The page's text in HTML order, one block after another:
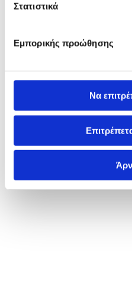
Στατιστικά
Εμπορικής προώθησης
Να